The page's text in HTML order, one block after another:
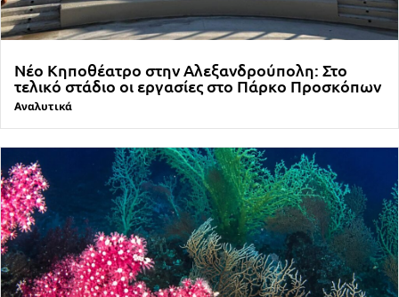
Νέο Κηποθέατρο στην Αλεξανδρούπολη: Στο
τελικό στάδιο οι εργασίες στο Πάρκο Προσκόπων
Αναλυτικά